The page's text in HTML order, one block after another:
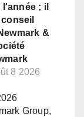
; il
&
8 2026
Group,